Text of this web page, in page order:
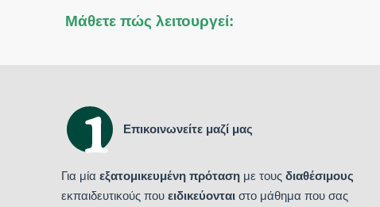
Μάθετε πώς λειτουργεί:
Επικοινωνείτε μαζί μας
Για μία εξατομικευμένη πρόταση με τους διαθέσιμους
εκπαιδευτικούς που ειδικεύονται στο μάθημα που σας